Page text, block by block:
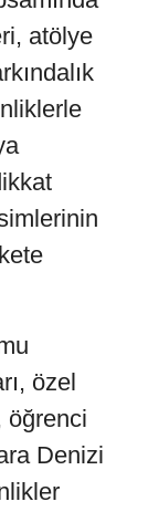
atölye
özel
öğrenci
Denizi